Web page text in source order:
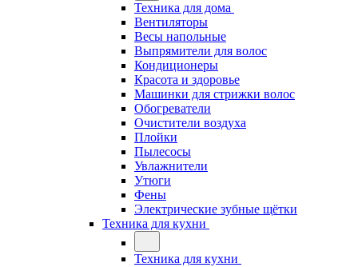
Техника для дома
Вентиляторы
Весы напольные
Выпрямители для волос
Кондиционеры
Красота и здоровье
Машинки для стрижки волос
Обогреватели
Очистители воздуха
Плойки
Пылесосы
Увлажнители
Утюги
Фены
Электрические зубные щётки
Техника для кухни
Техника для кухни